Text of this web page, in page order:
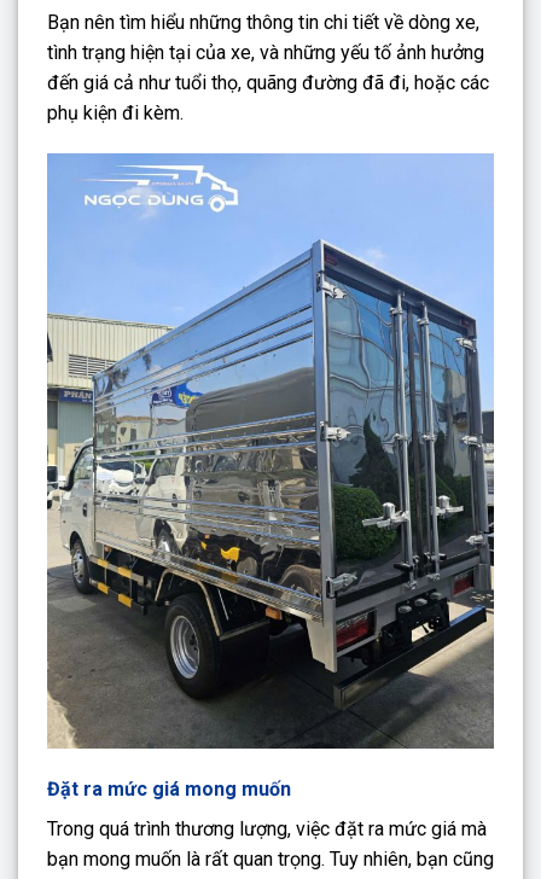
Bạn nên tìm hiểu những thông tin chi tiết về dòng xe,
tình trạng hiện tại của xe, và những yếu tố ảnh hưởng
đến giá cả như tuổi thọ, quãng đường đã đi, hoặc các
phụ kiện đi kèm.
Đặt ra mức giá mong muốn
Trong quá trình thương lượng, việc đặt ra mức giá mà
bạn mong muốn là rất quan trọng. Tuy nhiên, bạn cũng